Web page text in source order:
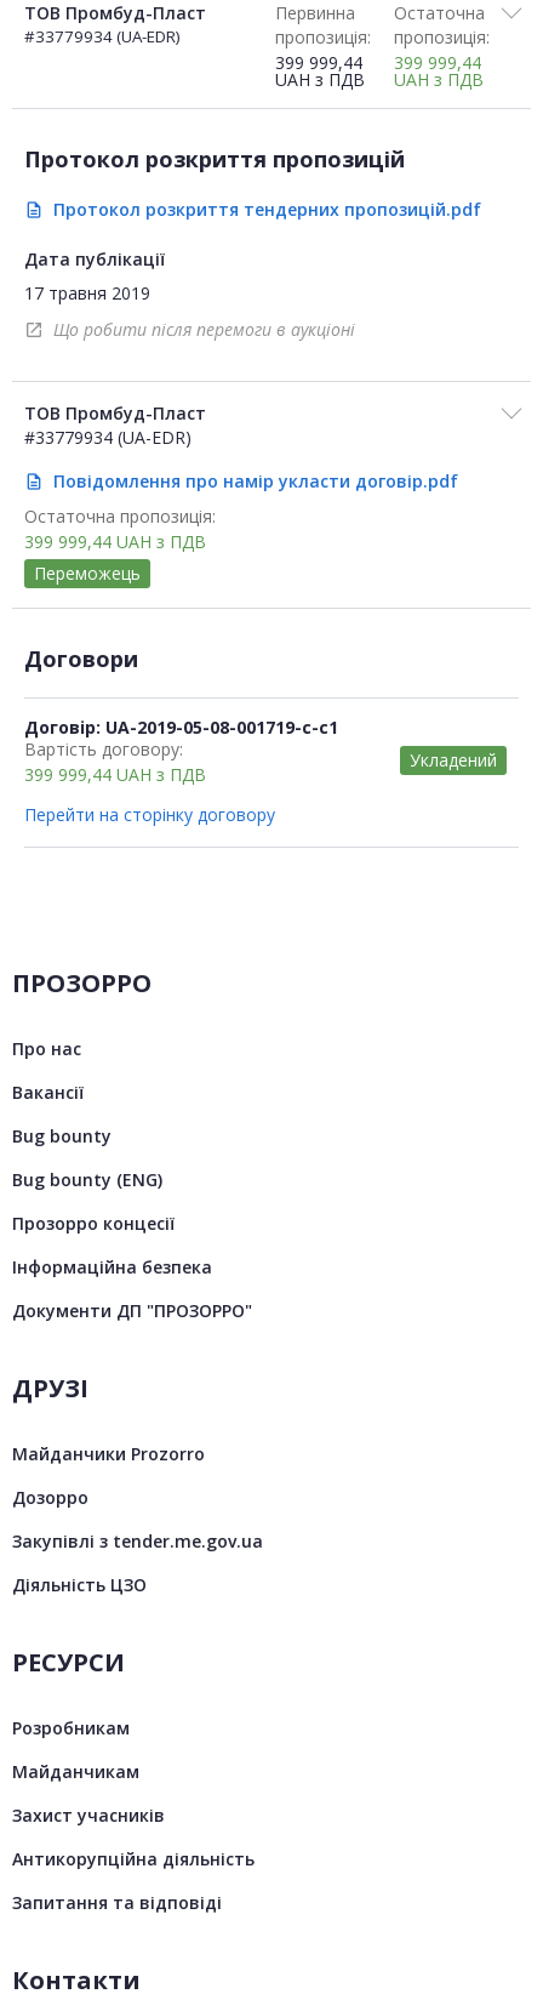
ТОВ Промбуд-Пласт
#33779934 (UA-EDR)
Первинна
пропозиція:
399 999,44
UAH з ПДВ
Остаточна
пропозиція:
399 999,44
UAH з ПДВ
Протокол розкриття пропозицій
description Протокол розкриття тендерних пропозицій.pdf
Дата публікації
17 травня 2019
open_in_new Що робити після перемоги в аукціоні
ТОВ Промбуд-Пласт
#33779934 (UA-EDR)
description
Повідомлення про намір укласти договір.pdf
Остаточна пропозиція:
399 999,44 UAH з ПДВ
Переможець
Договори
Договір: UA-2019-05-08-001719-c-c1
Вартість договору:
399 999,44 UAH з ПДВ
Укладений
Перейти на сторінку договору
ПРОЗОРРО
Про нас
Вакансії
Bug bounty
Bug bounty (ENG)
Прозорро концесії
Інформаційна безпека
Документи ДП "ПРОЗОРРО"
ДРУЗІ
Майданчики Prozorro
Дозорро
Закупівлі з tender.me.gov.ua
Діяльність ЦЗО
РЕСУРСИ
Розробникам
Майданчикам
Захист учасників
Антикорупційна діяльність
Запитання та відповіді
Контакти